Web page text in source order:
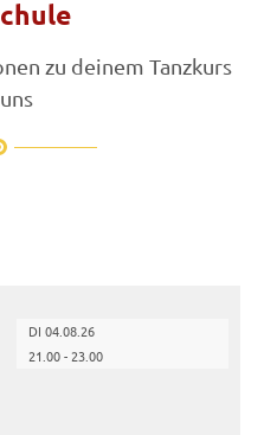
zu deinem Tanzkurs
DI 04.08.26
21.00 - 23.00